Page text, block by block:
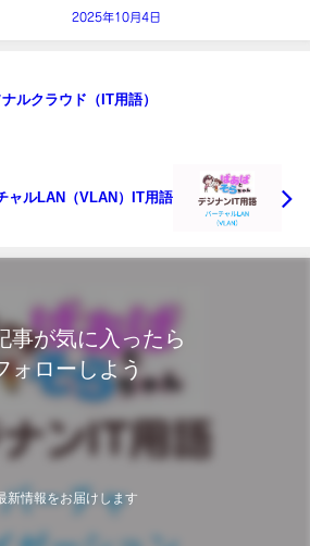
2025年10月4日
ルクラウド（IT用語）
ャルLAN（VLAN）IT用語
事が気に入ったら
ォローしよう
新情報をお届けします